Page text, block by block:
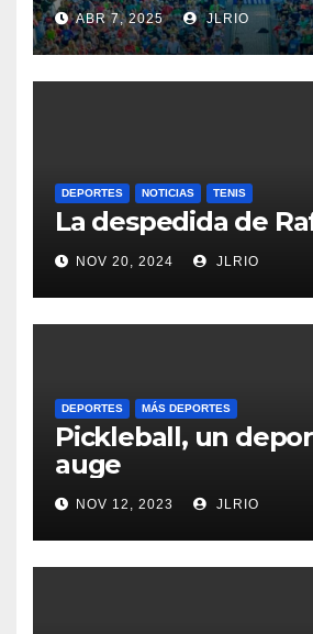
ABR 7, 2025 JLRIO
DEPORTES NOTICIAS TENIS
La despedida de
NOV 20, 2024 JLRIO
DEPORTES MÁS DEPORTES
Pickleball, un
auge
NOV 12, 2023 JLRIO